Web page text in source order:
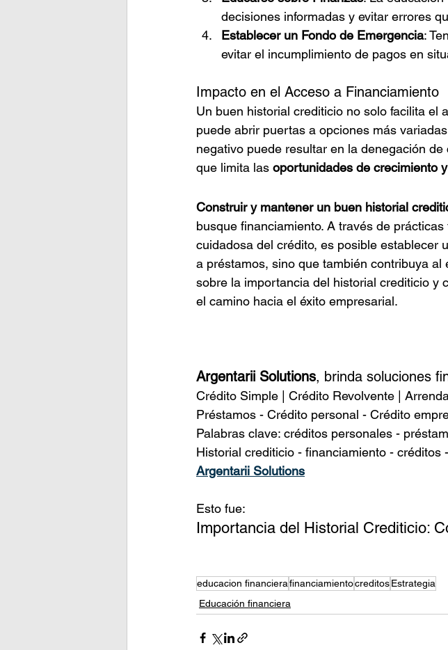
decisiones informadas y evitar errores
Establecer un Fondo de Emergencia:
evitar el incumplimiento de pagos en
Impacto en el Acceso a Financiamiento
Un buen historial crediticio no solo facilita el
puede abrir puertas a opciones más
negativo puede resultar en la denegación
que limita las oportunidades de crecimiento
Construir y mantener un buen historial
busque financiamiento. A través de
cuidadosa del crédito, es posible establecer
a préstamos, sino que también contribuya
sobre la importancia del historial crediticio y
el camino hacia el éxito empresarial.
Argentarii Solutions, brinda soluciones
Crédito Simple | Crédito Revolvente |
Préstamos - Crédito personal - Crédito
Palabras clave: créditos personales -
Historial crediticio - financiamiento -
Argentarii Solutions
Esto fue:
Importancia del Historial Crediticio:
educacion financierafinanciamientocreditosEstrategia
Educación financiera